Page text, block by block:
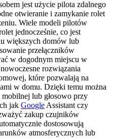
jest użycie pilota zdalnego
otwieranie i zamykanie rolet
Wiele modeli pilotów
jednocześnie, co jest
większych domów lub
przełączników
w dogodnym miejscu w
rozwiązania
które pozwalają na
w domu. Dzięki temu można
lub głosowo przy
jak Google Assistant czy
zakup czujników
dostosowują
atmosferycznych lub